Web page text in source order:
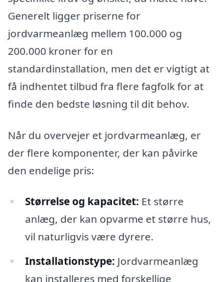
Generelt ligger priserne for
jordvarmeanlæg mellem 100.000 og
200.000 kroner for en
standardinstallation, men det er vigtigt at
få indhentet tilbud fra flere fagfolk for at
finde den bedste løsning til dit behov.
Når du overvejer et jordvarmeanlæg, er
der flere komponenter, der kan påvirke
den endelige pris:
Størrelse og kapacitet: Et større
anlæg, der kan opvarme et større hus,
vil naturligvis være dyrere.
Installationstype: Jordvarmeanlæg
kan installeres med forskellige